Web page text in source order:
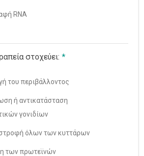
QUIZ 10 : Κεφάλαιο 8ο
ΙΑΤΡΙΚΗ
ΓΕΩΡΓΙΑ & ΚΤΗΝΟΤΡΟΦΙΑ
RNA
στοχεύει: *
του περιβάλλοντος
ή αντικατάσταση
γονιδίων
όλων των κυττάρων
των πρωτεϊνών